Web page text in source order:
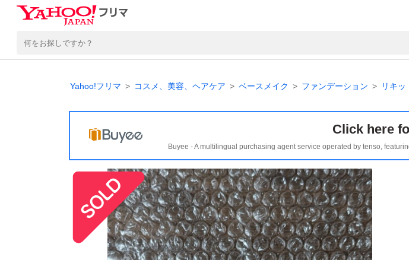
Yahoo!フリマ コスメ、美容、ヘアケア ベースメイク ファンデーション リキ
Click here
Buyee - A multilingual purchasing agent service operated by tenso,